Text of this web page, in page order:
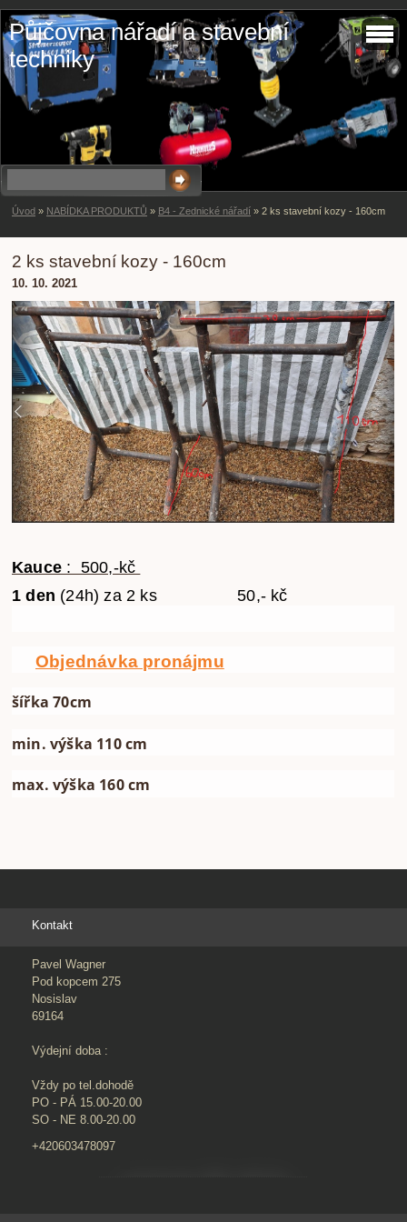
Půjčovna nářadí a stavební
techniky
Úvod » NABÍDKA PRODUKTŮ » B4 - Zednické nářadí » 2 ks stavební kozy - 160cm
2 ks stavební kozy - 160cm
10. 10. 2021
Kauce : 500,-kč
1 den (24h) za 2 ks 50,- kč
Objednávka pronájmu
šířka 70cm
min. výška 110 cm
max. výška 160 cm
Kontakt
Pavel Wagner
Pod kopcem 275
Nosislav
69164
Výdejní doba :
Vždy po tel.dohodě
PO - PÁ 15.00-20.00
SO - NE 8.00-20.00
+420603478097